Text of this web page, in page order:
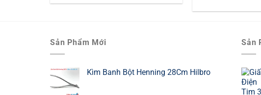
Sản Phẩm Mới
Kìm Banh Bột Henning 28Cm Hilbro
Sản